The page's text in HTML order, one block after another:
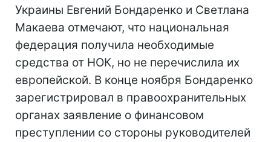
Украины Евгений Бондаренко и Светлана
Макаева отмечают, что национальная
федерация получила необходимые
средства от НОК, но не перечислила их
европейской. В конце ноября Бондаренко
зарегистрировал в правоохранительных
органах заявление о финансовом
преступлении со стороны руководителей